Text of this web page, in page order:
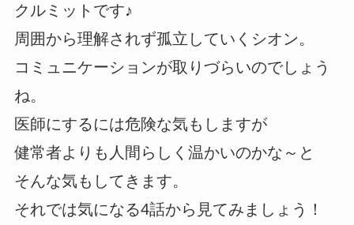
クルミットです♪
周囲から理解されず孤立していくシオン。
コミュニケーションが取りづらいのでしょう
ね。
医師にするには危険な気もしますが
健常者よりも人間らしく温かいのかな～と
そんな気もしてきます。
それでは気になる4話から見てみましょう！